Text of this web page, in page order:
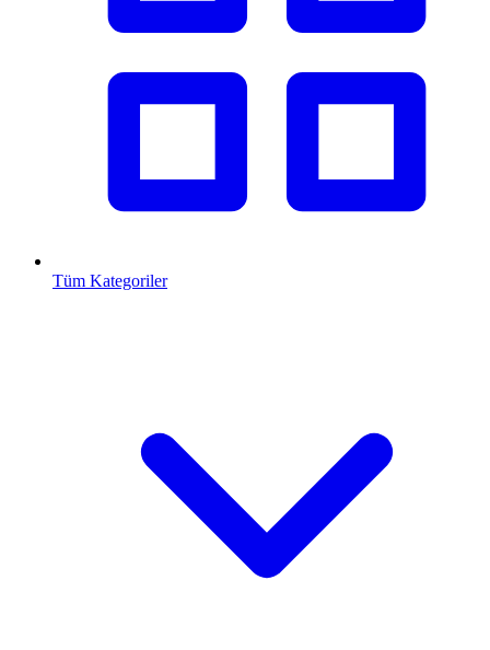
Tüm Kategoriler